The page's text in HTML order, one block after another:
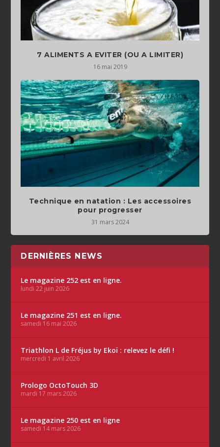
7 ALIMENTS A EVITER (OU A LIMITER)
16 mai 2019
Technique en natation : Les accessoires
pour progresser
31 mars 2024
DERNIÈRES NEWS
Le magazine 252 est en ligne.
lundi 22 juin 2026
Le magazine 251 est en ligne.
samedi 16 mai 2026
Triathlon L de Fréjus by Ekoï : relevez le défi !
mercredi 1 avril 2026
Prologo OctoTouch 3D
mardi 17 mars 2026
Le magazine 250 est en ligne
samedi 14 mars 2026